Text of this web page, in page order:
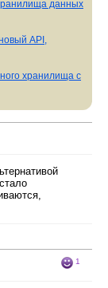
данных
API,
хранилища с
1